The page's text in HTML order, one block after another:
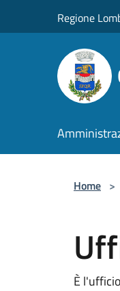
Regione
Home >
È